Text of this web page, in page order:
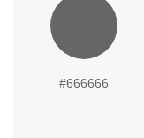
#666666